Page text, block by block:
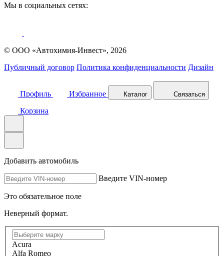
Мы в социальных сетях:
© ООО «Автохимия-Инвест», 2026
Публичный договор Политика конфиденциальности Дизайн
Профиль Избранное Каталог Связаться
Корзина
Добавить автомобиль
Введите VIN-номер
Это обязательное поле
Неверный формат.
Acura
Alfa Romeo